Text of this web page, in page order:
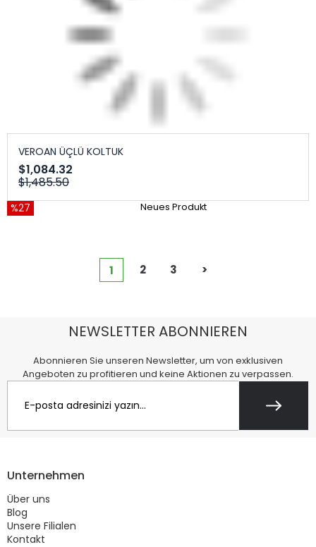
VEROAN ÜÇLÜ KOLTUK
$1,084.32
$1,485.50
%27 Neues Produkt
1 2 3 >
NEWSLETTER ABONNIEREN
Abonnieren Sie unseren Newsletter, um von exklusiven
Angeboten zu profitieren und keine Aktionen zu verpassen.
Unternehmen
Über uns
Blog
Unsere Filialen
Kontakt